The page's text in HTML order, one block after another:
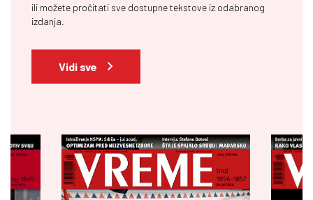
ili možete pročitati sve dostupne tekstove iz odabranog
izdanja.
Vidi sve